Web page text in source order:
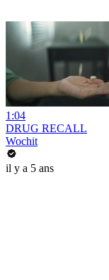
1:04
DRUG RECALL
Wochit
il y a 5 ans